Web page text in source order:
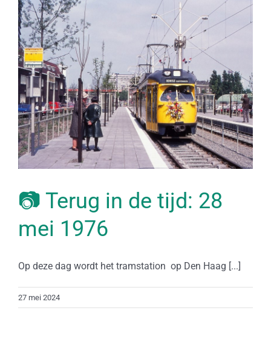
📷 Terug in de tijd: 28
mei 1976
Op deze dag wordt het tramstation op Den Haag [...]
27 mei 2024